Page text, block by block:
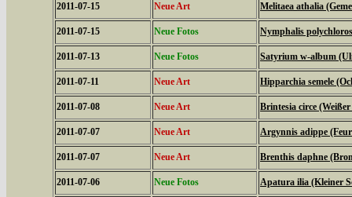
2011-07-15 Neue Art Melitaea athalia
2011-07-15 Neue Fotos Nymphalis
2011-07-13 Neue Fotos Satyrium w-album
2011-07-11 Neue Art Hipparchia semele
2011-07-08 Neue Art Brintesia circe
2011-07-07 Neue Art Argynnis adippe
2011-07-07 Neue Art Brenthis daphne
2011-07-06 Neue Fotos Apatura ilia (Kleiner